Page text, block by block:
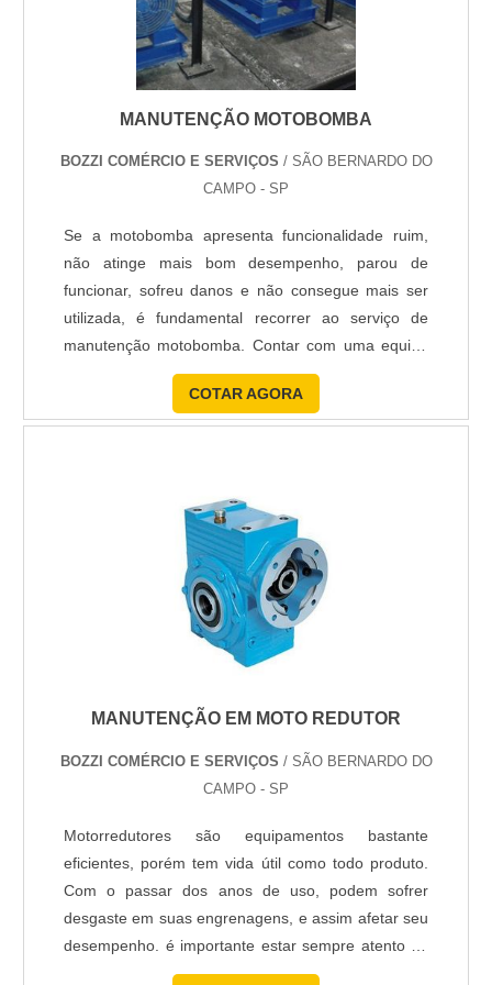
(foco em máquinas da indústria calçadista).
Balanceamento de fases para otimização da conta
bombeiros (AVCB).
ÁREAS DE ATENDIMENTO EM
BIRIGUI
Nossa logística permite atendimento ágil nos
principais vetores da cidade:
para comércios e residências.
Jardim Pérola e Silvares:Equipes prontas para
manutenções rápidas.
Quemil e Vista Alegre:Cobertura completa para a
região residencial e industrial.
empresas e galpões.
SEGURANÇA TÉCNICA: NBR
Eletricidade é coisa séria. Nossa equipe opera
estritamente sob a normaNBR 5410(Instalações
Elétricas de Baixa Tensão) e possui certificação
NR10(Segurança em Instalações e Serviços em
MANUTENÇÃO MOTOBOMBA
BOZZI COMÉRCIO E SERVIÇOS / SÃO BERNARDO DO
CAMPO - SP
Se a motobomba apresenta funcionalidade ruim,
não atinge mais bom desempenho, parou de
funcionar, sofreu danos e não consegue mais ser
utilizada, é fundamental recorrer ao serviço de
manutenção motobomba. Contar com uma equipe
extremamente qualificada para atender a sua
necessidade é a opção ideal. Com trabalho sério e
dedicado, a manutenção de motobomba da Bozzi
COTAR AGORA
MANUTENÇÃO EM MOTO REDUTOR
BOZZI COMÉRCIO E SERVIÇOS / SÃO BERNARDO DO
CAMPO - SP
Motorredutores são equipamentos bastante
eficientes, porém tem vida útil como todo produto.
Com o passar dos anos de uso, podem sofrer
desgaste em suas engrenagens, e assim afetar seu
desempenho. é importante estar sempre atento ao
sinais de desgastes, como barulhos e